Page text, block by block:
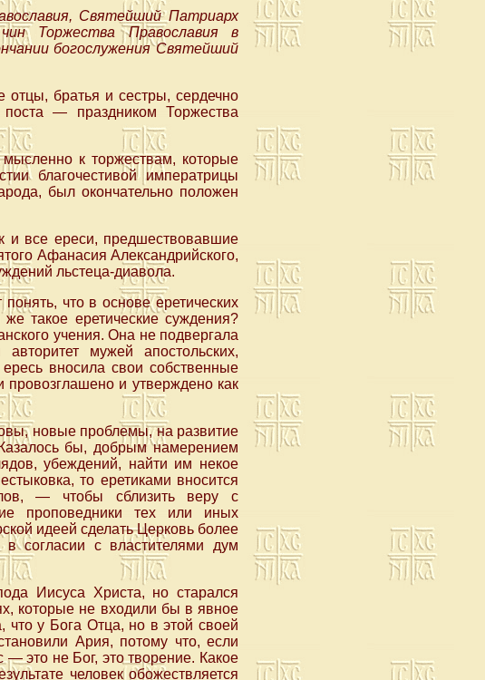
Святейший Патриарх
Торжества Православия в
богослужения Святейший
братья и сестры, сердечно
— праздником Торжества
к торжествам, которые
благочестивой императрицы
был окончательно положен
и все ереси, предшествовавшие
Афанасия Александрийского,
льстеца-диавола.
что в основе еретических
такое еретические суждения?
учения. Она не подвергала
мужей апостольских,
вносила свои собственные
и утверждено как
новые проблемы, на развитие
бы, добрым намерением
убеждений, найти им некое
то еретиками вносится
— чтобы сблизить веру с
проповедники тех или иных
идеей сделать Церковь более
согласии с властителями дум
Иисуса Христа, но старался
которые не входили бы в явное
что у Бога Отца, но в этой своей
Ария, потому что, если
— это не Бог, это творение. Какое
человек обожествляется